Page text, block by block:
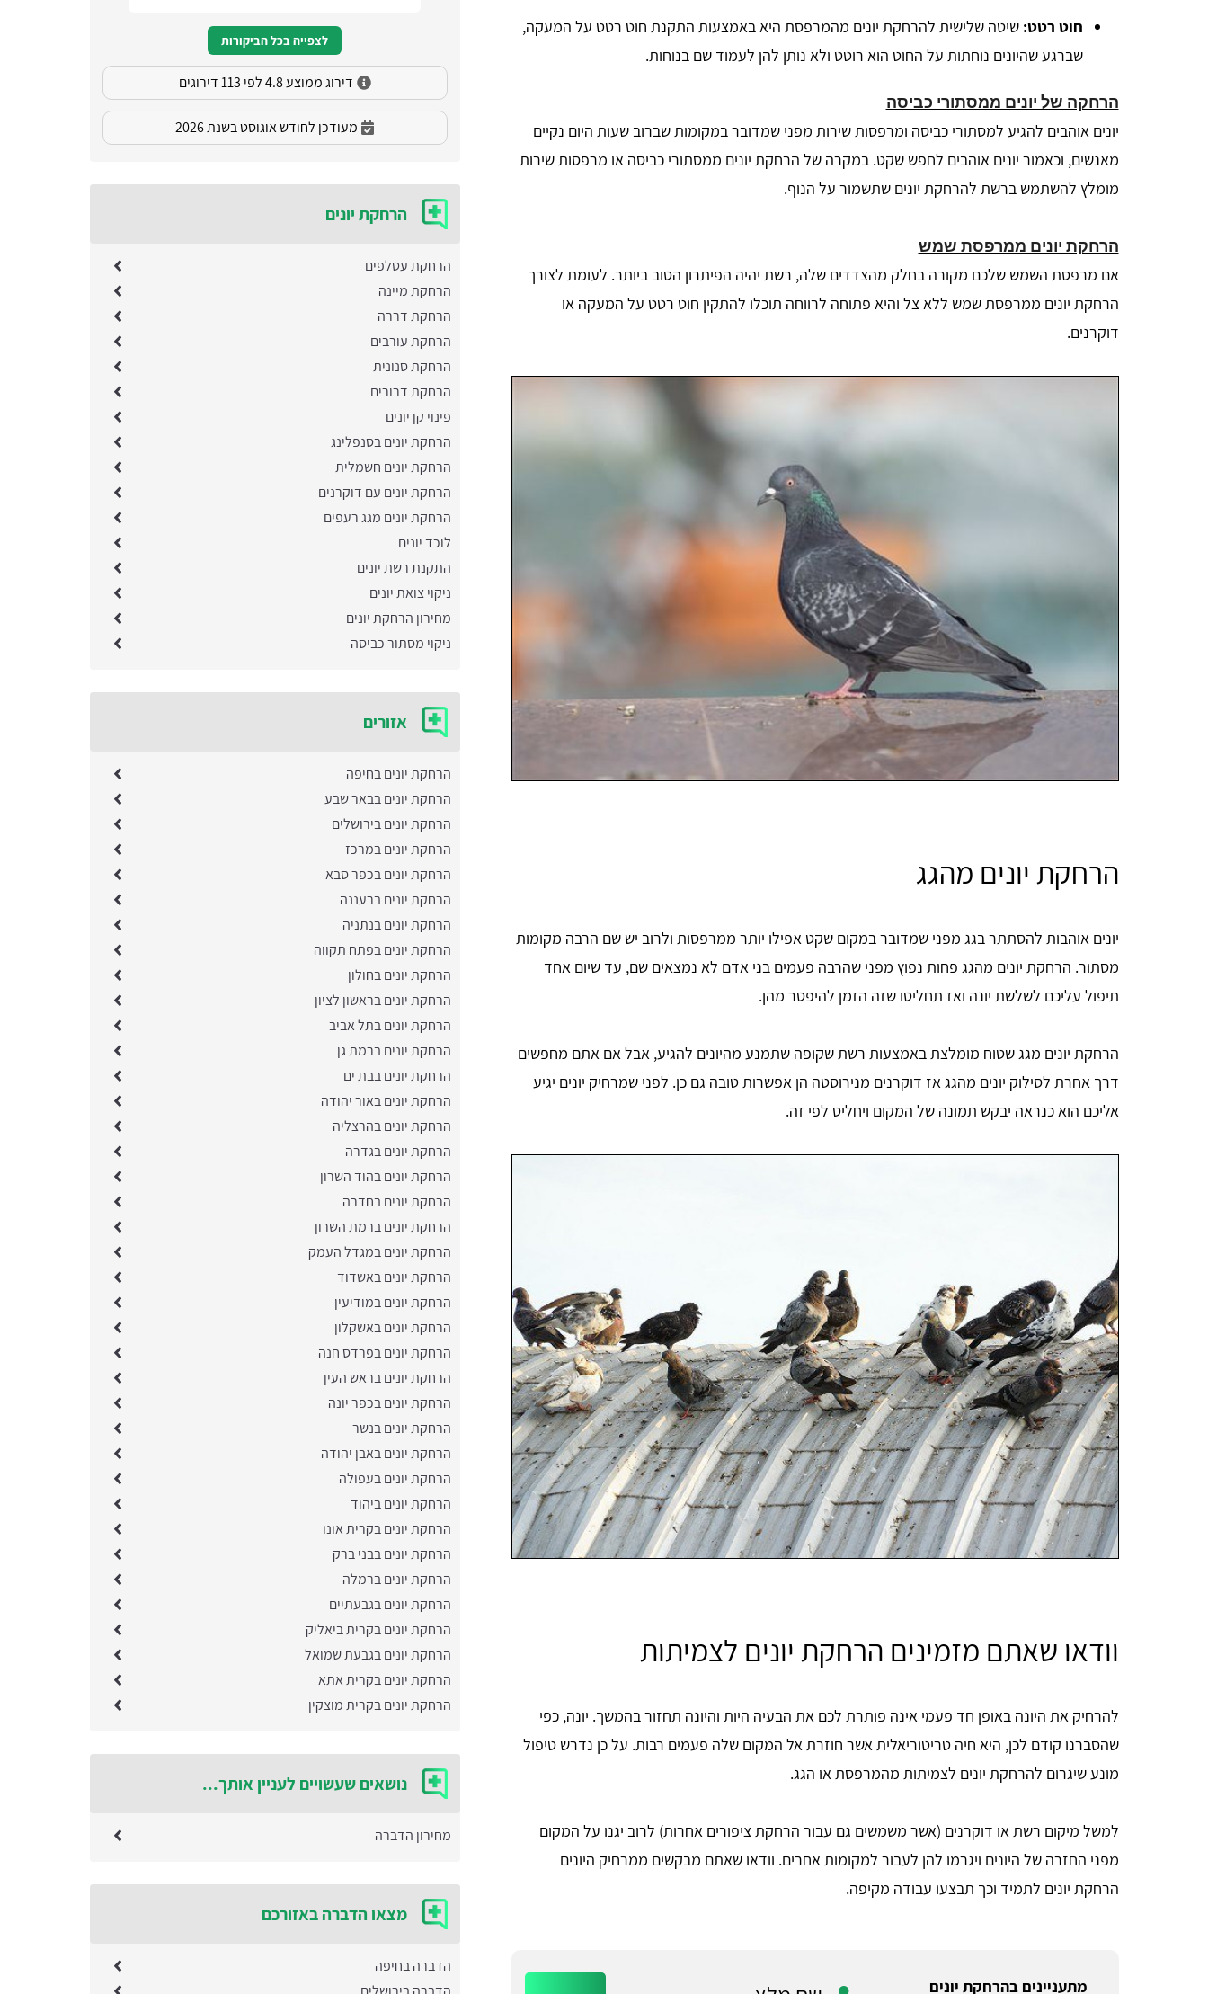
חוט רטט:שיטה שלישית להרחקת יונים מהמרפסת היא באמצעות התקנת חוט רטט על המעקה,
שברגע שהיונים נוחתות על החוט הוא רוטט ולא נותן להן לעמוד שם בנוחות.
הרחקה של יונים ממסתורי כביסה
יונים אוהבים להגיע למסתורי כביסה ומרפסות שירות מפני שמדובר במקומות שברוב שעות היום נקיים
מאנשים, וכאמור יונים אוהבים לחפש שקט. במקרה של הרחקת יונים ממסתורי כביסה או מרפסות שירות
מומלץ להשתמש ברשת להרחקת יונים שתשמור על הנוף.
הרחקת יונים ממרפסת שמש
אם מרפסת השמש שלכם מקורה בחלק מהצדדים שלה, רשת יהיה הפיתרון הטוב ביותר. לעומת לצורך
הרחקת יונים ממרפסת שמש ללא צל והיא פתוחה לרווחה תוכלו להתקין חוט רטט על המעקה או
דוקרנים.
הרחקת יונים מהגג
יונים אוהבות להסתתר בגג מפני שמדובר במקום שקט אפילו יותר ממרפסות ולרוב יש שם הרבה מקומות
מסתור. הרחקת יונים מהגג פחות נפוץ מפני שהרבה פעמים בני אדם לא נמצאים שם, עד שיום אחד
תיפול עליכם לשלשת יונה ואז תחליטו שזה הזמן להיפטר מהן.
הרחקת יונים מגג שטוח מומלצת באמצעות רשת שקופה שתמנע מהיונים להגיע, אבל אם אתם מחפשים
דרך אחרת לסילוק יונים מהגג אז דוקרנים מנירוסטה הן אפשרות טובה גם כן. לפני שמרחיק יונים יגיע
אליכם הוא כנראה יבקש תמונה של המקום ויחליט לפי זה.
וודאו שאתם מזמינים הרחקת יונים לצמיתות
להרחיק את היונה באופן חד פעמי אינה פותרת לכם את הבעיה היות והיונה תחזור בהמשך. יונה, כפי
שהסברנו קודם לכן, היא חיה טריטוריאלית אשר חוזרת אל המקום שלה פעמים רבות. על כן נדרש טיפול
מונע שיגרום להרחקת יונים לצמיתות מהמרפסת או הגג.
למשל מיקום רשת או דוקרנים (אשר משמשים גם עבור הרחקת ציפורים אחרות) לרוב יגנו על המקום
מפני החזרה של היונים ויגרמו להן לעבור למקומות אחרים. וודאו שאתם מבקשים ממרחיק היונים
הרחקת יונים לתמיד וכך תבצעו עבודה מקיפה.
מתעניינים בהרחקת יונים
לצפייה בכל הביקורות
דירוג ממוצע 4.8 לפי 113 דירוגים
מעודכן לחודש אוגוסט בשנת 2026
הרחקת יונים
הרחקת עטלפים
הרחקת מיינה
הרחקת דררה
הרחקת עורבים
הרחקת סנונית
הרחקת דרורים
פינוי קן יונים
הרחקת יונים בסנפלינג
הרחקת יונים חשמלית
הרחקת יונים עם דוקרנים
הרחקת יונים מגג רעפים
לוכד יונים
התקנת רשת יונים
ניקוי צואת יונים
מחירון הרחקת יונים
ניקוי מסתור כביסה
אזורים
הרחקת יונים בחיפה
הרחקת יונים בבאר שבע
הרחקת יונים בירושלים
הרחקת יונים במרכז
הרחקת יונים בכפר סבא
הרחקת יונים ברעננה
הרחקת יונים בנתניה
הרחקת יונים בפתח תקווה
הרחקת יונים בחולון
הרחקת יונים בראשון לציון
הרחקת יונים בתל אביב
הרחקת יונים ברמת גן
הרחקת יונים בבת ים
הרחקת יונים באור יהודה
הרחקת יונים בהרצליה
הרחקת יונים בגדרה
הרחקת יונים בהוד השרון
הרחקת יונים בחדרה
הרחקת יונים ברמת השרון
הרחקת יונים במגדל העמק
הרחקת יונים באשדוד
הרחקת יונים במודיעין
הרחקת יונים באשקלון
הרחקת יונים בפרדס חנה
הרחקת יונים בראש העין
הרחקת יונים בכפר יונה
הרחקת יונים בנשר
הרחקת יונים באבן יהודה
הרחקת יונים בעפולה
הרחקת יונים ביהוד
הרחקת יונים בקרית אונו
הרחקת יונים בבני ברק
הרחקת יונים ברמלה
הרחקת יונים בגבעתיים
הרחקת יונים בקרית ביאליק
הרחקת יונים בגבעת שמואל
הרחקת יונים בקרית אתא
הרחקת יונים בקרית מוצקין
נושאים שעשויים לעניין אותך...
מחירון הדברה
מצאו הדברה באזורכם
הדברה בחיפה